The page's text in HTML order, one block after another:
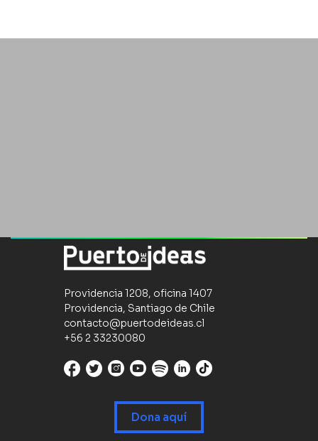
Providencia 1208, oficina 1407
Providencia, Santiago de Chile
contacto@puertodeideas.cl
+56 2 33230080
Dona aquí